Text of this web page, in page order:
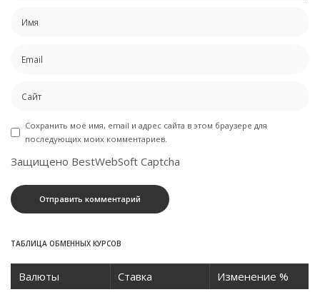
Сохранить моё имя, email и адрес сайта в этом браузере для
последующих моих комментариев.
Защищено BestWebSoft Captcha
ТАБЛИЦА ОБМЕННЫХ КУРСОВ
Валюты Ставка
Изменение %